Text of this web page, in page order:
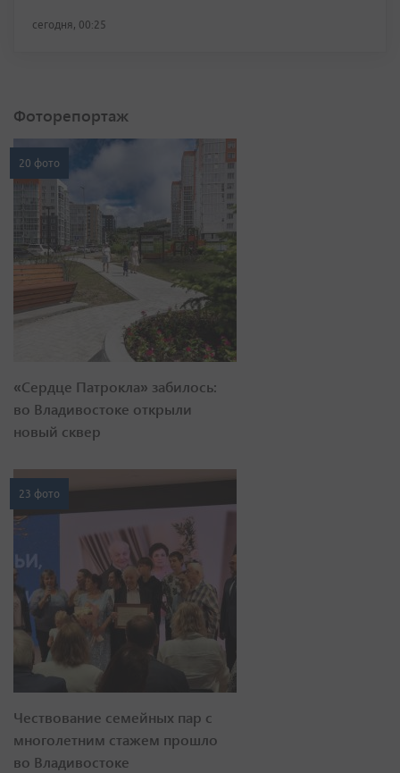
сегодня, 00:25
Фоторепортаж
20 фото
«Сердце Патрокла» забилось:
во Владивостоке открыли
новый сквер
23 фото
Чествование семейных пар с
многолетним стажем прошло
во Владивостоке